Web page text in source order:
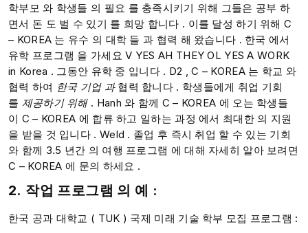
학부모 와 학생들 의 필요 를 충족시키기 위해 그들은 공부 하
면서 돈 도 벌 수 있기 를 희망 합니다 . ​이를 달성 하기 위해 C
– KOREA 는 유수 의 대학 들 과 협력 해 왔습니다 . 한국 에서
유학 프로그램 을 가세요 V YES AH THEY OL YES A WORK
in Korea . 그동안 유학 중 입니다 . ​D2 , C – KOREA 는 학교 와
협력 하여 한국 기업 과 협력 합니다 .​​ 학생들에게 취업 기회
를 제공하기 위해 . Hanh 와 함께 C – KOREA 에 오는 학생들
이 C – KOREA 에 합류 하고 일하는 과정 에서 최대한 의 지원
을 받을 것 입니다 . ​Weld . 졸업 후 즉시 취업 할 수 있는 기회
와 함께 3.5 년간 의 여행 프로그램 에 대해 자세히 알아 보려면
C – KOREA 에 문의 하세요 .
2. 작업 프로그램 의 예 :​​
한국 공과 대학교 ( TUK ) 국제 미래 기술 학부 모집 프로그램 :​​​​​​